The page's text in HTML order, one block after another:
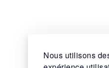
Nous utilisons